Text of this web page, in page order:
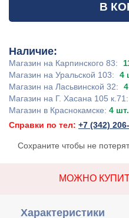
В
Наличие:
Магазин на Карпинского 83:
Магазин на Уральской 103:
4
Магазин на Ласьвинской 32:
Магазин на Г. Хасана 105 к.71:
Магазин в Краснокамске: 4 шт.
Справки по тел: +7 (342)
Сохраните чтобы не
МОЖНО
Характеристики